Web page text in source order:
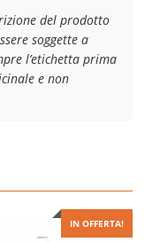
del prodotto
soggette a
l’etichetta prima
e non
IN OFFERTA!